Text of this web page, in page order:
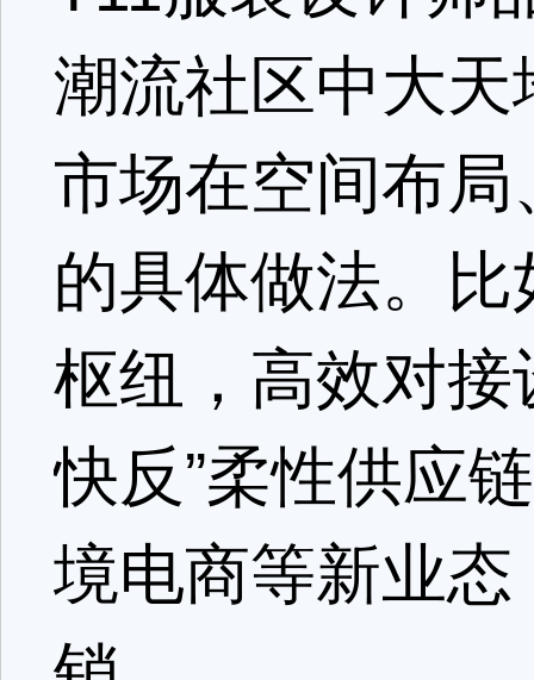
潮流社区中大
市场在空间布
的具体做法。
枢纽，高效对接
快反”柔性供应
境电商等新业